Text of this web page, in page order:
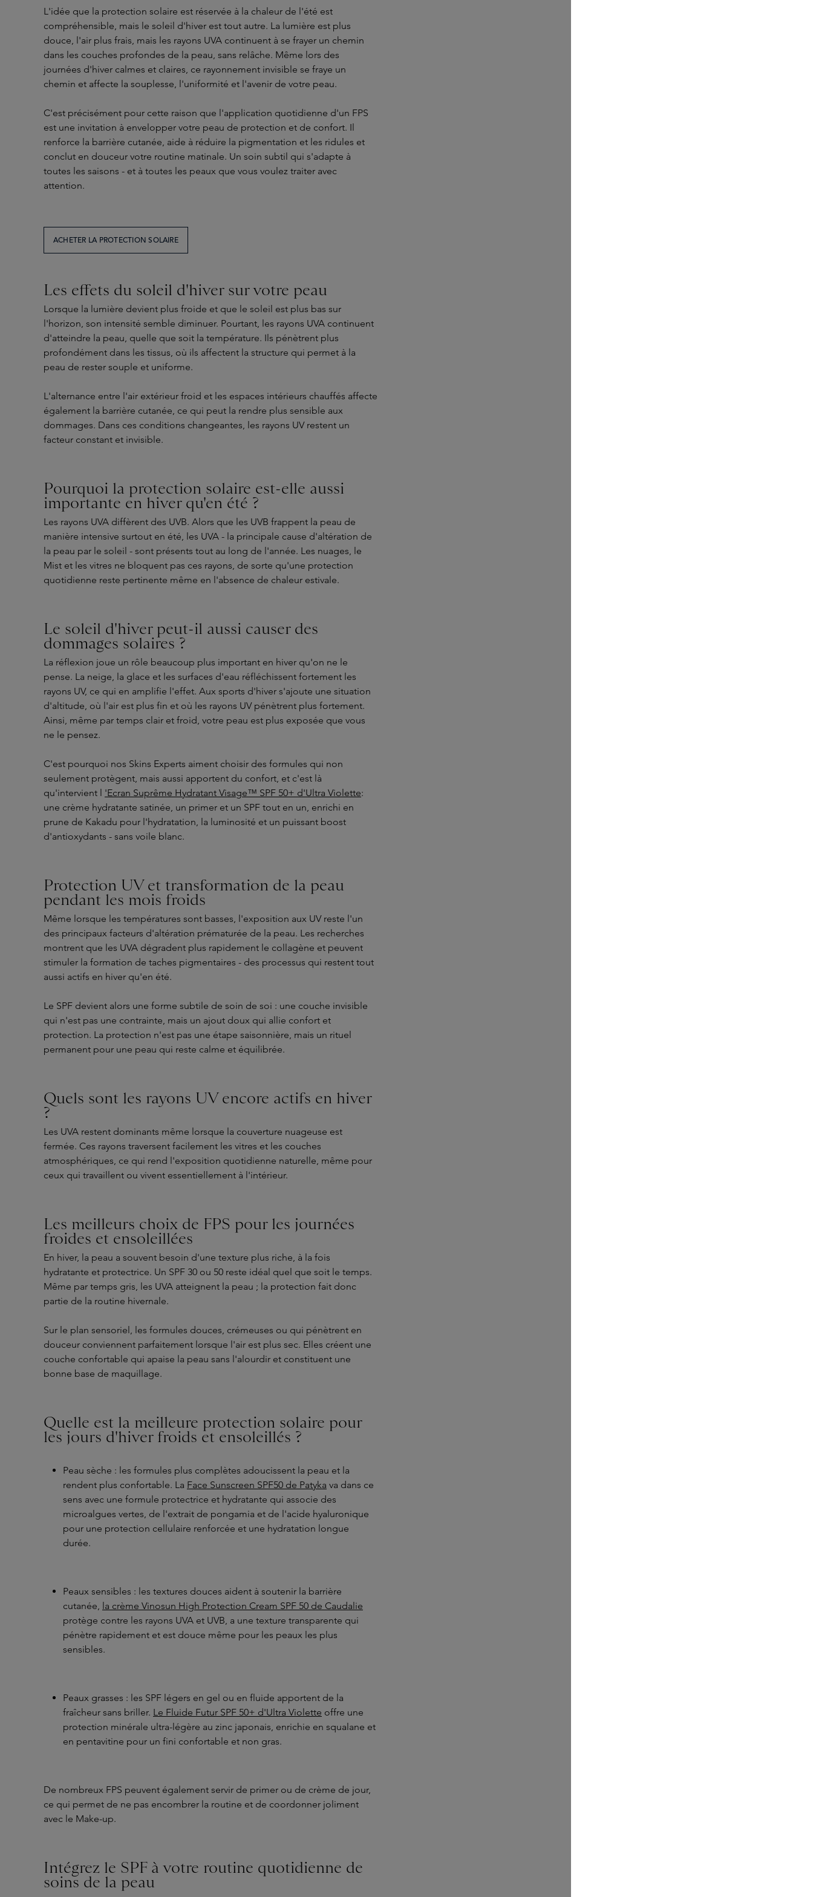
L'idée que la protection solaire est réservée à la chaleur de l'été est
compréhensible, mais le soleil d'hiver est tout autre. La lumière est plus
douce, l'air plus frais, mais les rayons UVA continuent à se frayer un chemin
dans les couches profondes de la peau, sans relâche. Même lors des
journées d'hiver calmes et claires, ce rayonnement invisible se fraye un
chemin et affecte la souplesse, l'uniformité et l'avenir de votre peau.
C'est précisément pour cette raison que l'application quotidienne d'un FPS
est une invitation à envelopper votre peau de protection et de confort. Il
renforce la barrière cutanée, aide à réduire la pigmentation et les ridules et
conclut en douceur votre routine matinale. Un soin subtil qui s'adapte à
toutes les saisons - et à toutes les peaux que vous voulez traiter avec
attention.
ACHETER LA PROTECTION SOLAIRE
Les effets du soleil d'hiver sur votre peau
Lorsque la lumière devient plus froide et que le soleil est plus bas sur
l'horizon, son intensité semble diminuer. Pourtant, les rayons UVA continuent
d'atteindre la peau, quelle que soit la température. Ils pénètrent plus
profondément dans les tissus, où ils affectent la structure qui permet à la
peau de rester souple et uniforme.
L'alternance entre l'air extérieur froid et les espaces intérieurs chauffés affecte
également la barrière cutanée, ce qui peut la rendre plus sensible aux
dommages. Dans ces conditions changeantes, les rayons UV restent un
facteur constant et invisible.
Pourquoi la protection solaire est-elle aussi
importante en hiver qu'en été ?
Les rayons UVA diffèrent des UVB. Alors que les UVB frappent la peau de
manière intensive surtout en été, les UVA - la principale cause d'altération de
la peau par le soleil - sont présents tout au long de l'année. Les nuages, le
Mist et les vitres ne bloquent pas ces rayons, de sorte qu'une protection
quotidienne reste pertinente même en l'absence de chaleur estivale.
Le soleil d'hiver peut-il aussi causer des
dommages solaires ?
La réflexion joue un rôle beaucoup plus important en hiver qu'on ne le
pense. La neige, la glace et les surfaces d'eau réfléchissent fortement les
rayons UV, ce qui en amplifie l'effet. Aux sports d'hiver s'ajoute une situation
d'altitude, où l'air est plus fin et où les rayons UV pénètrent plus fortement.
Ainsi, même par temps clair et froid, votre peau est plus exposée que vous
ne le pensez.
C'est pourquoi nos Skins Experts aiment choisir des formules qui non
seulement protègent, mais aussi apportent du confort, et c'est là
qu'intervient l 'Ecran Suprême Hydratant Visage™ SPF 50+ d'Ultra Violette:
une crème hydratante satinée, un primer et un SPF tout en un, enrichi en
prune de Kakadu pour l'hydratation, la luminosité et un puissant boost
d'antioxydants - sans voile blanc.
Protection UV et transformation de la peau
pendant les mois froids
Même lorsque les températures sont basses, l'exposition aux UV reste l'un
des principaux facteurs d'altération prématurée de la peau. Les recherches
montrent que les UVA dégradent plus rapidement le collagène et peuvent
stimuler la formation de taches pigmentaires - des processus qui restent tout
aussi actifs en hiver qu'en été.
Le SPF devient alors une forme subtile de soin de soi : une couche invisible
qui n'est pas une contrainte, mais un ajout doux qui allie confort et
protection. La protection n'est pas une étape saisonnière, mais un rituel
permanent pour une peau qui reste calme et équilibrée.
Quels sont les rayons UV encore actifs en hiver
?
Les UVA restent dominants même lorsque la couverture nuageuse est
fermée. Ces rayons traversent facilement les vitres et les couches
atmosphériques, ce qui rend l'exposition quotidienne naturelle, même pour
ceux qui travaillent ou vivent essentiellement à l'intérieur.
Les meilleurs choix de FPS pour les journées
froides et ensoleillées
En hiver, la peau a souvent besoin d'une texture plus riche, à la fois
hydratante et protectrice. Un SPF 30 ou 50 reste idéal quel que soit le temps.
Même par temps gris, les UVA atteignent la peau ; la protection fait donc
partie de la routine hivernale.
Sur le plan sensoriel, les formules douces, crémeuses ou qui pénètrent en
douceur conviennent parfaitement lorsque l'air est plus sec. Elles créent une
couche confortable qui apaise la peau sans l'alourdir et constituent une
bonne base de maquillage.
Quelle est la meilleure protection solaire pour
les jours d'hiver froids et ensoleillés ?
Peau sèche : les formules plus complètes adoucissent la peau et la
rendent plus confortable. La Face Sunscreen SPF50 de Patyka va dans ce
sens avec une formule protectrice et hydratante qui associe des
microalgues vertes, de l'extrait de pongamia et de l'acide hyaluronique
pour une protection cellulaire renforcée et une hydratation longue
durée.
Peaux sensibles : les textures douces aident à soutenir la barrière
cutanée, la crème Vinosun High Protection Cream SPF 50 de Caudalie
protège contre les rayons UVA et UVB, a une texture transparente qui
pénètre rapidement et est douce même pour les peaux les plus
sensibles.
Peaux grasses : les SPF légers en gel ou en fluide apportent de la
fraîcheur sans briller. Le Fluide Futur SPF 50+ d'Ultra Violette offre une
protection minérale ultra-légère au zinc japonais, enrichie en squalane et
en pentavitine pour un fini confortable et non gras.
De nombreux FPS peuvent également servir de primer ou de crème de jour,
ce qui permet de ne pas encombrer la routine et de coordonner joliment
avec le Make-up.
Intégrez le SPF à votre routine quotidienne de
soins de la peau